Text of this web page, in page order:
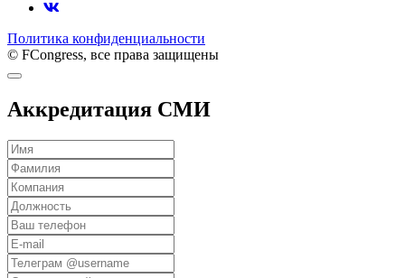
Политика конфиденциальности
© FCongress, все права защищены
Аккредитация СМИ